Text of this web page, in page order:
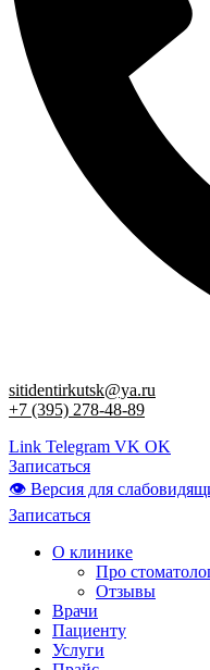
sitidentirkutsk@ya.ru
+7 (395) 278-48-89
Link Telegram VK OK
Записаться
👁 Версия для
Записаться
О клинике
Про
Отзывы
Врачи
Пациенту
Услуги